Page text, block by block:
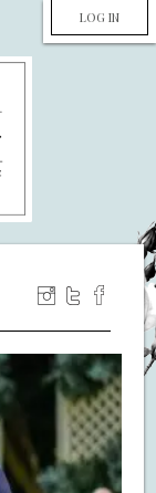
LOG IN